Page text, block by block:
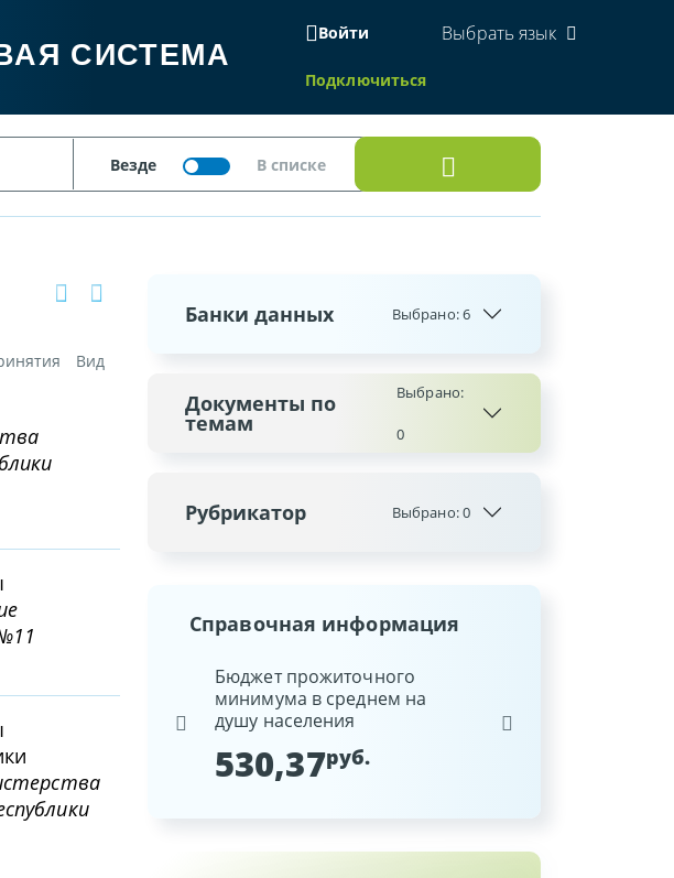
СИСТЕМА
Войти
Подключиться
Выбрать язык
Вид
Банки данных Выбрано:6
Документы по
темам
Выбрано:
0
Рубрикатор Выбрано:0
Справочная информация
Бюджет прожиточного
минимума в среднем на
душу населения
530,37руб.
Республики Беларусь